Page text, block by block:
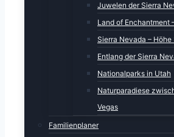
Juwelen der Sierra
Land of Enchantment
Sierra Nevada –
Entlang der Sierra
Nationalparks in Utah
Naturparadiese
Vegas
Familienplaner